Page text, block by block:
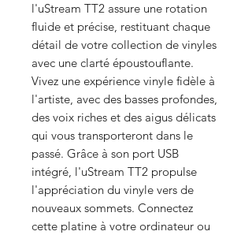
l'uStream TT2 assure une rotation
fluide et précise, restituant chaque
détail de votre collection de vinyles
avec une clarté époustouflante.
Vivez une expérience vinyle fidèle à
l'artiste, avec des basses profondes,
des voix riches et des aigus délicats
qui vous transporteront dans le
passé. Grâce à son port USB
intégré, l'uStream TT2 propulse
l'appréciation du vinyle vers de
nouveaux sommets. Connectez
cette platine à votre ordinateur ou